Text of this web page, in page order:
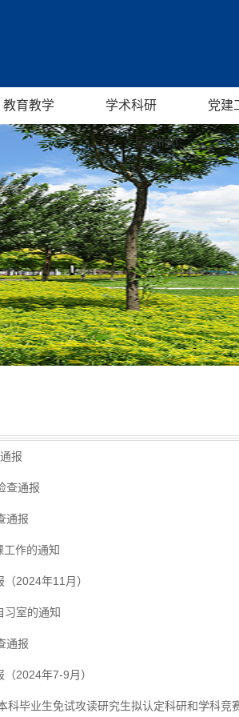
教育教学 学术科研 党建
English
报
查通报
通报
作的通知
2024年11月）
习室的通知
通报
2024年7-9月）
毕业生免试攻读研究生拟认定科研和学科竞